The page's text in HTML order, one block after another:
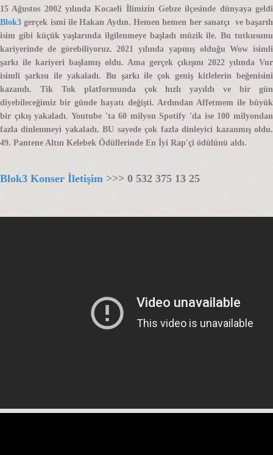
15 Ağustos 2002 yılında Kocaeli İlimizin Gebze ilçesinde dünyaya geldi
Blok3 gerçek ismi ile Hakan Aydın. Hemen hemen her sanatçı ve başarılı
isim gibi küçük yaşlarında ilgilenmeye başladı müzik ile. Bu tutkusunu
kariyerinde de görebiliyoruz. 2021 yılında yapmış olduğu Wow isimli
şarkı ile kariyeri başlamış oldu. Ama gerçek çıkışını 2022 yılında Vur
isimli şarkısı ile yakaladı. Bu şarkı ile çok geniş kitlelerin beğenisini
kazandı. Tik Tok platformunda çok hızlı yayıldı ve bir gün
diyebileceğimiz bir günde hayatı değişti. Ardından Affetmem ile büyük
bir çıkış yakaladı. Youtube 'ta 60 milyon Spotify 'da ise 100 milyondan
fazla dinlenmeyi yakaladı. BU sayede çok fazla dinleyici kazanmış oldu.
49. Pantene Altın Kelebek Ödüllerinde En İyi Rap'çi ödülünü aldı.
Blok3 Konser İletişim >>> 0 532 375 13 25